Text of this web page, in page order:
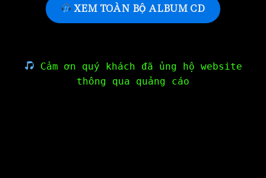
XEM TOÀN BỘ ALBUM CD
Cảm ơn quý khách đã ủng hộ website
thông qua quảng cáo